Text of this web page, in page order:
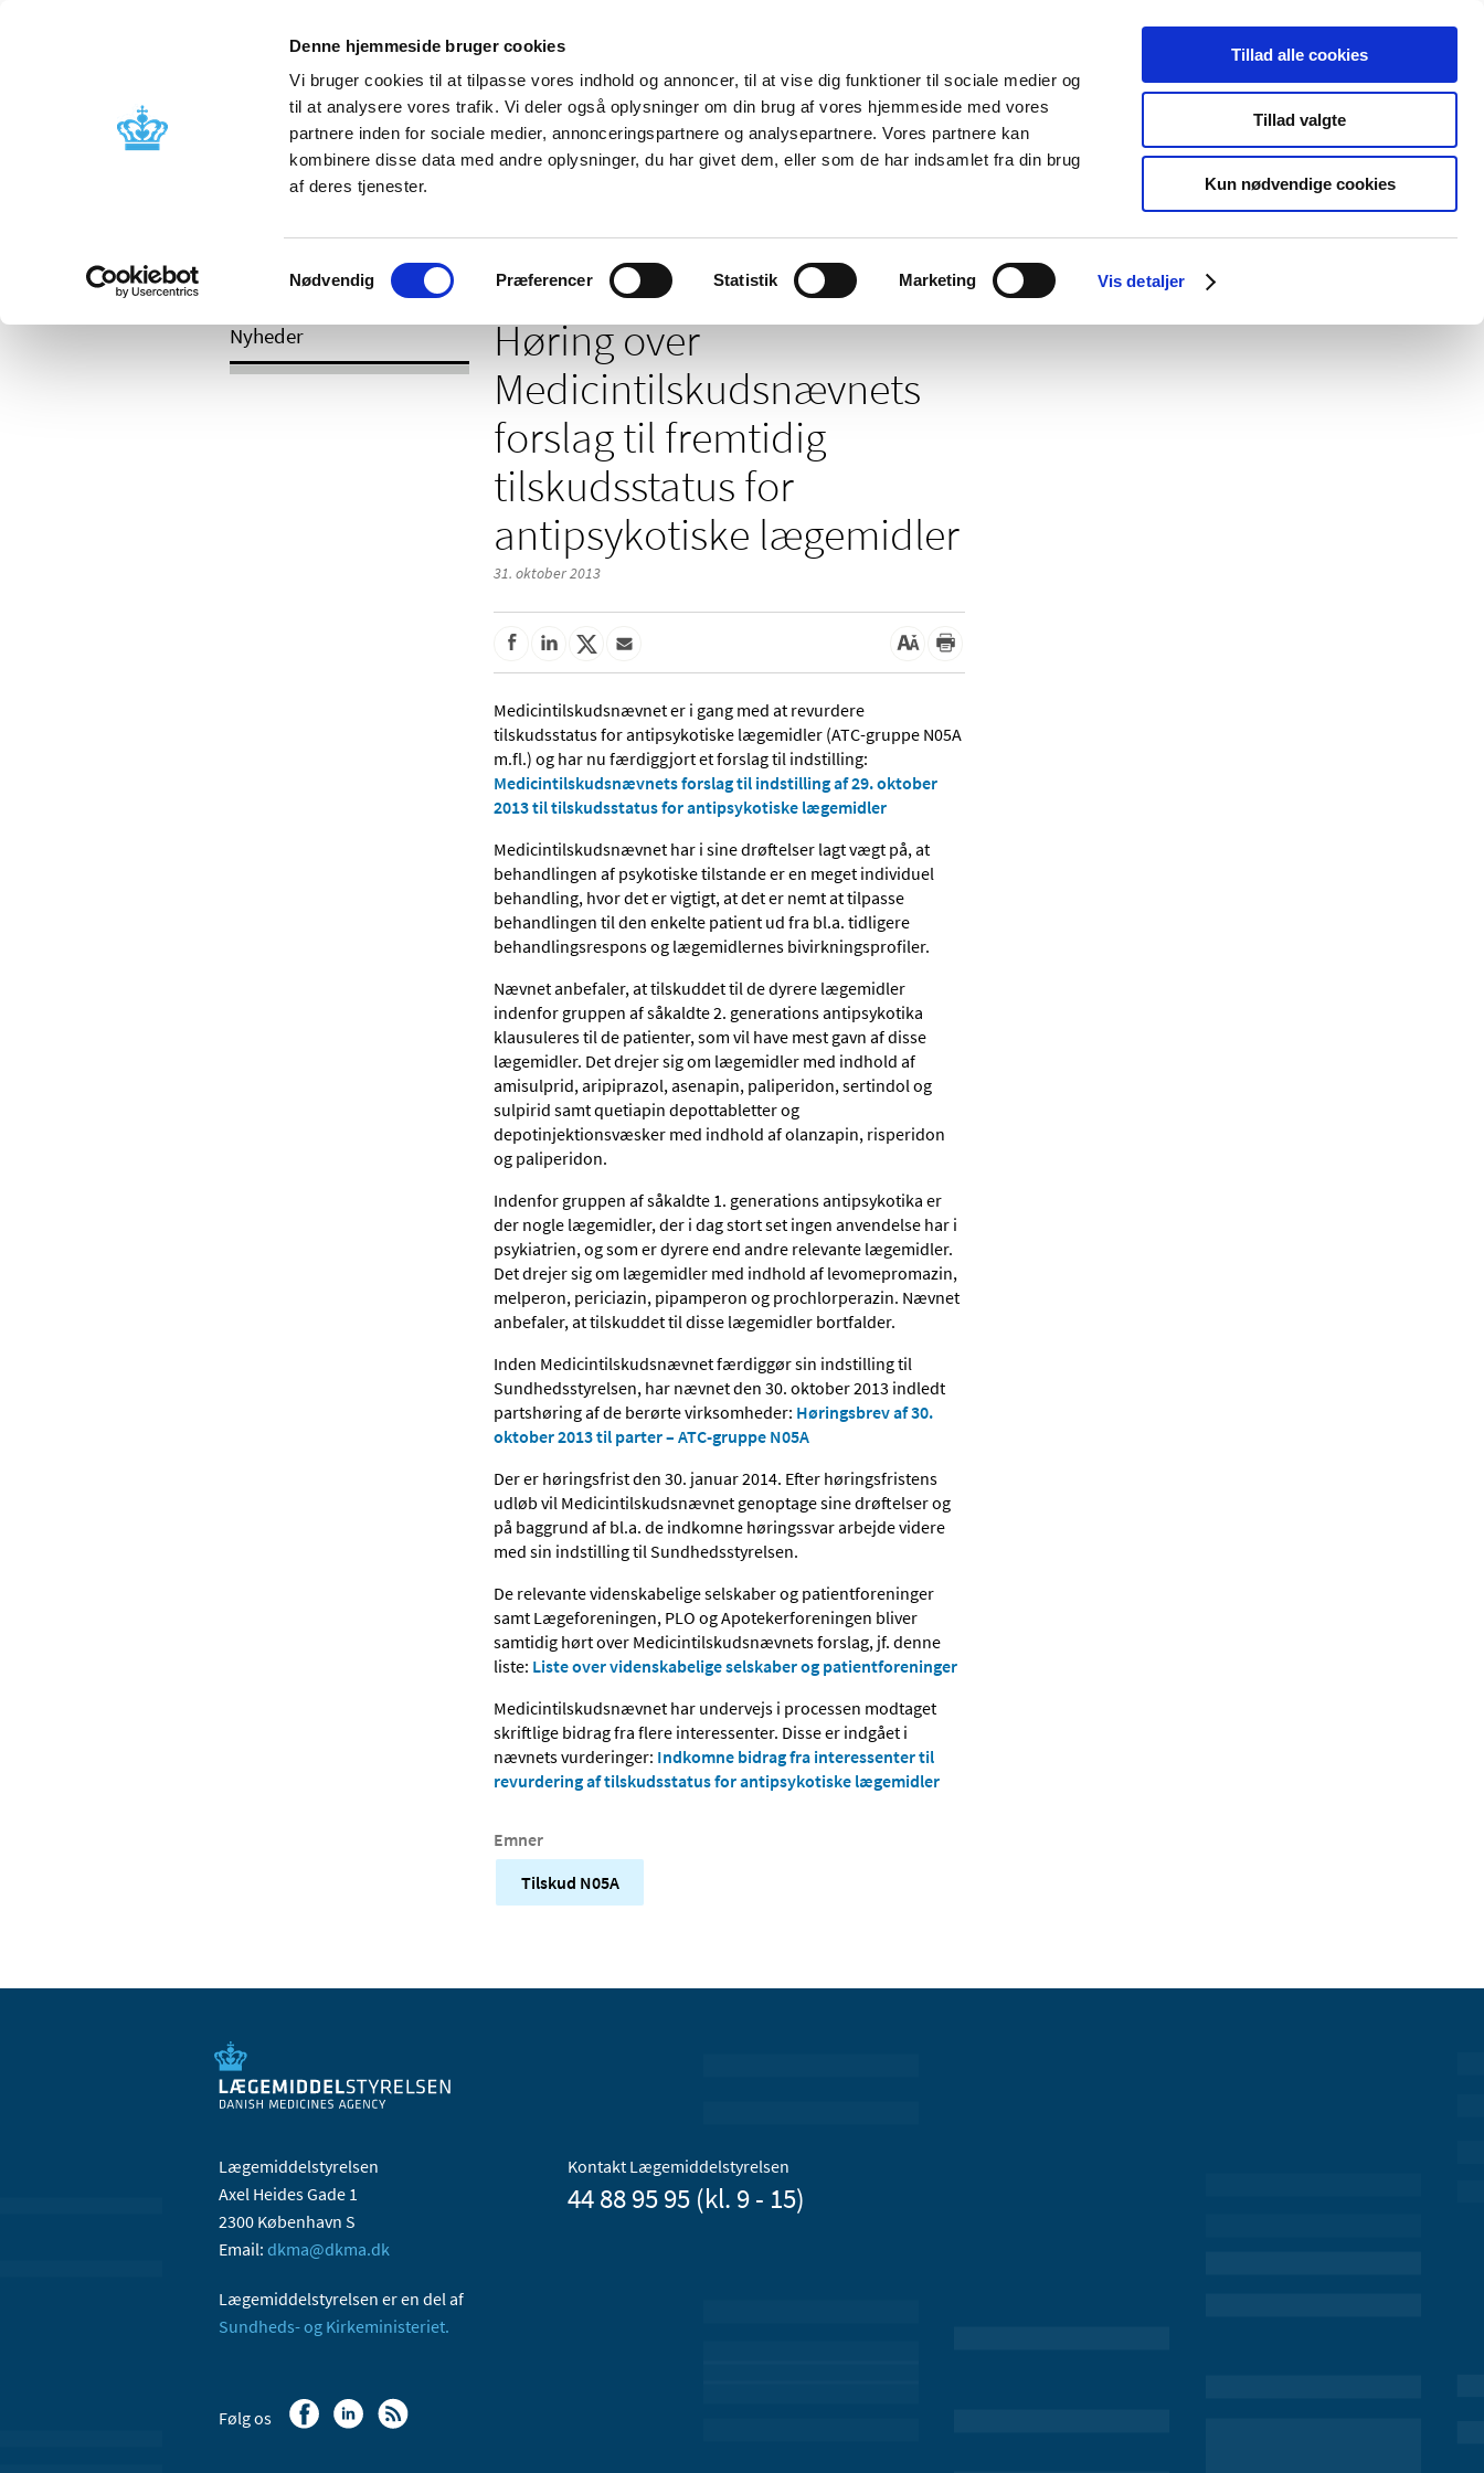
Denne hjemmeside bruger cookies
Vi bruger cookies til at tilpasse vores indhold og annoncer, til at vise dig funktioner til sociale medier og
til at analysere vores trafik. Vi deler også oplysninger om din brug af vores hjemmeside med vores
partnere inden for sociale medier, annonceringspartnere og analysepartnere. Vores partnere kan
kombinere disse data med andre oplysninger, du har givet dem, eller som de har indsamlet fra din brug
af deres tjenester.
Samtykkevalg
Nødvendig Præferencer Statistik Marketing Vis detaljer
Tillad alle cookies
Tillad valgte
Kun nødvendige cookies
Nyheder Om os Kontakt Udgivelser
Godkendelse og
Bivirkninger og
produktinformation
Tilskud og
Apoteker og salg af
Medicinsk
Særlige
produktområder
antipsykotiske lægemidler
Nyheder
Høring over
Medicintilskuds­nævnets
forslag til fremtidig
tilskudsstatus for
antipsykotiske lægemidler
31. oktober 2013
Medicintilskudsnævnet er i gang med at revurdere
tilskudsstatus for antipsykotiske lægemidler (ATC-gruppe N05A
m.fl.) og har nu færdiggjort et forslag til indstilling:
Medicintilskudsnævnets forslag til indstilling af 29. oktober
2013 til tilskudsstatus for antipsykotiske lægemidler
Medicintilskudsnævnet har i sine drøftelser lagt vægt på, at
behandlingen af psykotiske tilstande er en meget individuel
behandling, hvor det er vigtigt, at det er nemt at tilpasse
behandlingen til den enkelte patient ud fra bl.a. tidligere
behandlingsrespons og lægemidlernes bivirkningsprofiler.
Nævnet anbefaler, at tilskuddet til de dyrere lægemidler
indenfor gruppen af såkaldte 2. generations antipsykotika
klausuleres til de patienter, som vil have mest gavn af disse
lægemidler. Det drejer sig om lægemidler med indhold af
amisulprid, aripiprazol, asenapin, paliperidon, sertindol og
sulpirid samt quetiapin depottabletter og
depotinjektionsvæsker med indhold af olanzapin, risperidon
og paliperidon.
Indenfor gruppen af såkaldte 1. generations antipsykotika er
der nogle lægemidler, der i dag stort set ingen anvendelse har i
psykiatrien, og som er dyrere end andre relevante lægemidler.
Det drejer sig om lægemidler med indhold af levomepromazin,
melperon, periciazin, pipamperon og prochlorperazin. Nævnet
anbefaler, at tilskuddet til disse lægemidler bortfalder.
Inden Medicintilskudsnævnet færdiggør sin indstilling til
Sundhedsstyrelsen, har nævnet den 30. oktober 2013 indledt
partshøring af de berørte virksomheder: Høringsbrev af 30.
oktober 2013 til parter – ATC-gruppe N05A
Der er høringsfrist den 30. januar 2014. Efter høringsfristens
udløb vil Medicintilskudsnævnet genoptage sine drøftelser og
på baggrund af bl.a. de indkomne høringssvar arbejde videre
med sin indstilling til Sundhedsstyrelsen.
De relevante videnskabelige selskaber og patientforeninger
samt Lægeforeningen, PLO og Apotekerforeningen bliver
samtidig hørt over Medicintilskudsnævnets forslag, jf. denne
liste: Liste over videnskabelige selskaber og patientforeninger
Medicintilskudsnævnet har undervejs i processen modtaget
skriftlige bidrag fra flere interessenter. Disse er indgået i
nævnets vurderinger: Indkomne bidrag fra interessenter til
revurdering af tilskudsstatus for antipsykotiske lægemidler
Emner
Tilskud N05A
Lægemiddelstyrelsen
Axel Heides Gade 1
2300 København S
Email: dkma@dkma.dk
Lægemiddelstyrelsen er en del af
Sundheds- og Kirkeministeriet.
Kontakt Lægemiddelstyrelsen
44 88 95 95 (kl. 9 - 15)
Følg os